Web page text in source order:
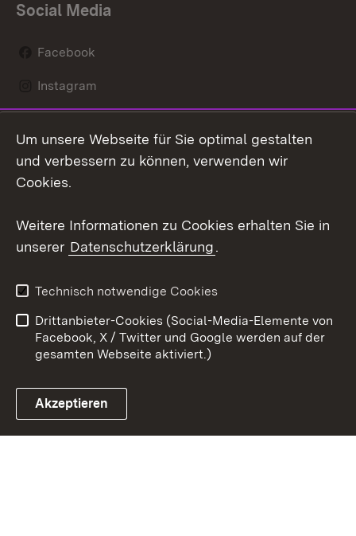
Social Media
Facebook
Instagram
Social Wall
Youtube
Link zum Landesportal
Kontakt
Datenschutz
Barrierefreiheit
Impressum Cookies
Um unsere Webseite für Sie optimal gestalten
und verbessern zu können, verwenden wir
Cookies.
Weitere Informationen zu Cookies erhalten Sie in
unserer Datenschutzerklärung.
Technisch notwendige Cookies
Drittanbieter-Cookies (Social-Media-Elemente von
Facebook, X / Twitter und Google werden auf der
gesamten Webseite aktiviert.)
Akzeptieren